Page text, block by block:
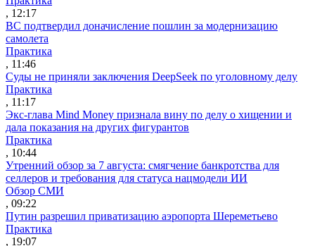
, 12:17
ВС подтвердил доначисление пошлин за модернизацию
самолета
Практика
, 11:46
Суды не приняли заключения DeepSeek по уголовному делу
Практика
, 11:17
Экс-глава Mind Money признала вину по делу о хищении и
дала показания на других фигурантов
Практика
, 10:44
Утренний обзор за 7 августа: смягчение банкротства для
селлеров и требования для статуса нацмодели ИИ
Обзор СМИ
, 09:22
Путин разрешил приватизацию аэропорта Шереметьево
Практика
, 19:07